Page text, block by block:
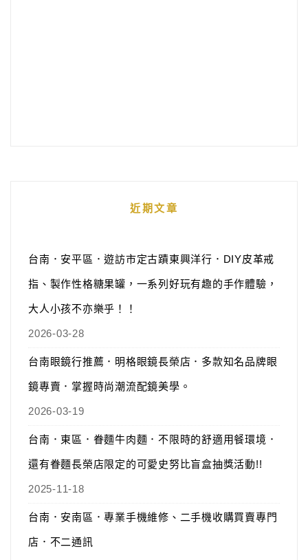
近期文章
台南．安平區．遊訪市定古蹟東興洋行．DIY皮革戒
指、製作性格糖果罐，一系列好玩有趣的手作體驗，
大人小孩不亦樂乎！！
2026-03-28
台南眼鏡行推薦．明格眼鏡長榮店．多款知名品牌眼
鏡專賣．掌握時尚潮流配鏡美學。
2026-03-19
台南．東區．眷麵牛肉麵．不限時的舒適用餐環境．
還有眷麵長榮店限定的可愛史努比盲盒抽獎活動!!
2025-11-18
台南．安南區．專業手機維修、二手機收購買賣專門
店．不二通訊